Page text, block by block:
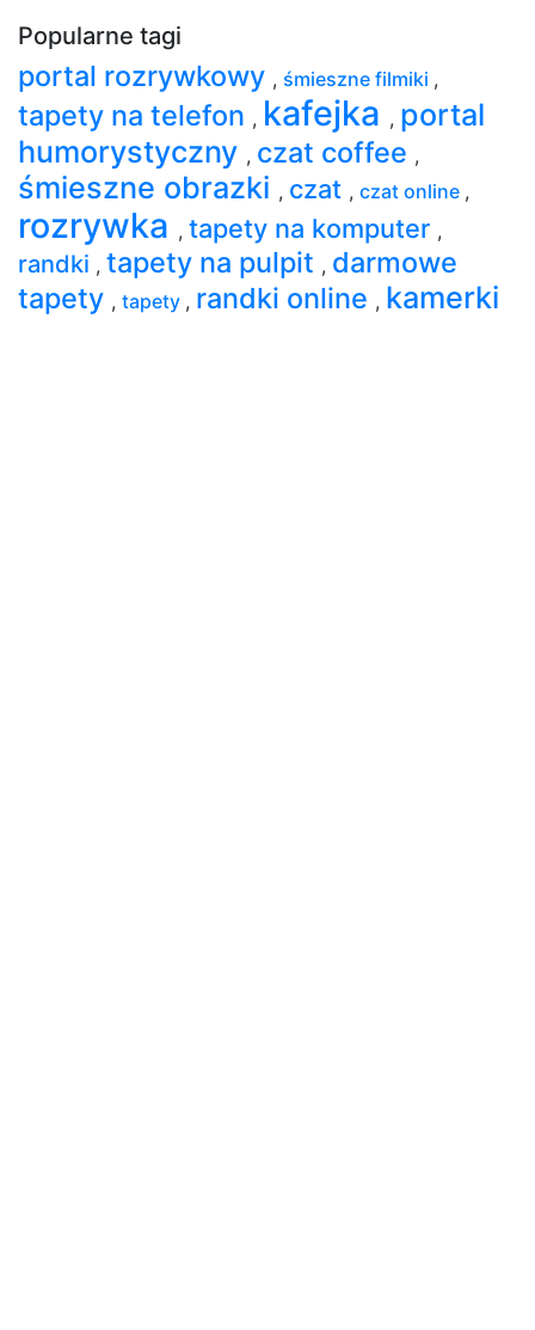
Popularne tagi
portal rozrywkowy , śmieszne filmiki ,
tapety na telefon , kafejka , portal
humorystyczny , czat coffee ,
śmieszne obrazki , czat , czat online ,
rozrywka , tapety na komputer ,
randki , tapety na pulpit , darmowe
tapety , tapety , randki online , kamerki